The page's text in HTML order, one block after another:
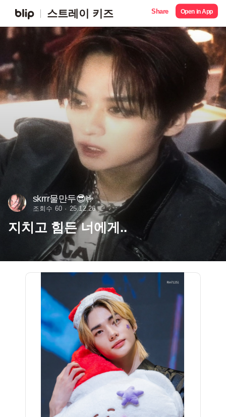
스트레이 키즈 Share Open in App
skrrr물만두😎🤟
조회수 60 25.12.26
지치고 힘든 너에게..